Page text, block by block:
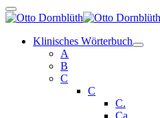
Klinisches Wörterbuch
A
B
C
C
C.
Ca